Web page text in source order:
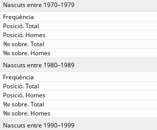
Nascuts entre 1970–1979
Nascuts entre 1980–1989
Nascuts entre 1990–1999